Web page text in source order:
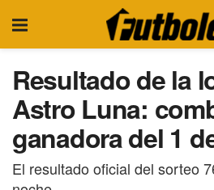
Resultado de la
Astro Luna:
ganadora del 1
El resultado oficial del sorteo